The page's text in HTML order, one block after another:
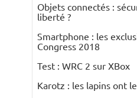
Objets connectés :
liberté ?
Smartphone : les
Congress 2018
Test : WRC 2 sur XBox
Karotz : les lapins ont